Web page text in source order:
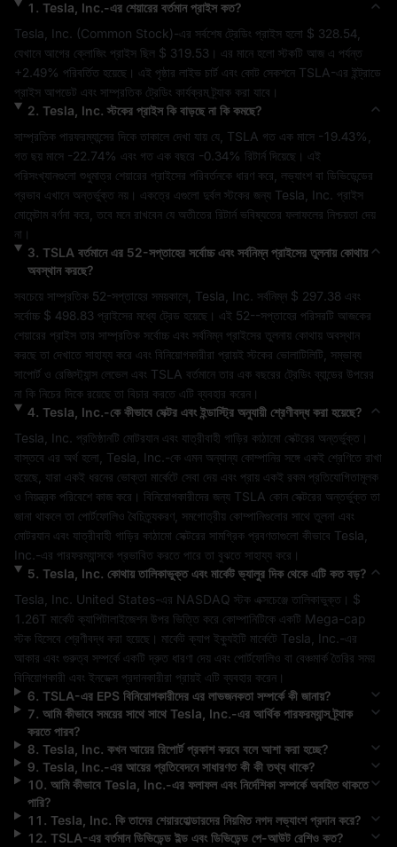
1 . Tesla, Inc.-এর শেয়ারের বর্তমান প্রাইস কত?
Tesla, Inc.
(Common Stock)-এর সর্বশেষ ট্রেডিং প্রাইস হলো $ 328.54
যেখানে আগের ক্লোজিং প্রাইস ছিল $ 319.53
+2.49% পরিবর্তিত হয়েছে। এই পৃষ্ঠার লাইভ চার্ট এবং কোট সেকশনে TSLA-এর ইন্ট্রাডে
প্রাইস আপডেট এবং সাম্প্রতিক ট্রেডিং কার্যক্রম ট্র্যাক করা যাবে।
2. Tesla, Inc. স্টকের প্রাইস কি বাড়ছে না কি কমছে?
সাম্প্রতিক পারফরম্যান্সের দিকে তাকালে দেখা যায় যে, TSLA গত এক মাসে -19.43%
গত ছয় মাসে -22.74% এবং গত এক বছরে -0.34% রিটার্ন দিয়েছে। এই
পরিসংখ্যানগুলো শুধুমাত্র শেয়ারের প্রাইসের পরিবর্তনকে ধারণ করে, লভ্যাংশ বা ডিভিডেন্ডের
প্রভাব এখানে অন্তর্ভুক্ত নয়। একত্রে এগুলো দুর্বল স্টকের জন্য Tesla, Inc. প্রাইস
মোমেন্টাম বর্ণনা করে, তবে মনে রাখবেন যে অতীতের রিটার্ন ভবিষ্যতের ফলাফলের নিশ্চয়তা দেয়
না।
3. TSLA বর্তমানে এর 52-সপ্তাহের সর্বোচ্চ এবং সর্বনিম্ন প্রাইসের তুলনায় কোথায়
অবস্থান করছে?
সবচেয়ে সাম্প্রতিক 52-সপ্তাহের সময়কালে, Tesla, Inc. সর্বনিম্ন $ 297.38 এবং
সর্বোচ্চ $ 498.83 প্রাইসের মধ্যে ট্রেড হয়েছে। এই 52--সপ্তাহের পরিসরটি আজকের
শেয়ারের প্রাইস তার সাম্প্রতিক সর্বোচ্চ এবং সর্বনিম্ন প্রাইসের তুলনায় কোথায় অবস্থান
করছে তা দেখাতে সাহায্য করে এবং বিনিয়োগকারীরা প্রায়ই স্টকের ভোলাটিলিটি, সম্ভাব্য
সাপোর্ট ও রেজিস্ট্যান্স লেভেল এবং TSLA বর্তমানে তার এক বছরের ট্রেডিং ব্যান্ডের উপরের
না কি নিচের দিকে রয়েছে তা বিচার করতে এটি ব্যবহার করেন।
4. Tesla, Inc.-কে কীভাবে সেক্টর এবং ইন্ডাস্ট্রি অনুযায়ী শ্রেণীবদ্ধ করা হয়েছে?
Tesla, Inc. প্রতিষ্ঠানটি মোটরযান এবং যাত্রীবাহী গাড়ির কাঠামো সেক্টরের অন্তর্ভুক্ত।
বাস্তবে এর অর্থ হলো, Tesla, Inc. -কে এমন অন্যান্য কোম্পানির সঙ্গে একই শ্রেণিতে রাখা
হয়েছে, যারা একই ধরনের ভোক্তা মার্কেটে সেবা দেয় এবং প্রায় একই রকম প্রতিযোগিতামূলক
ও নিয়ন্ত্রক পরিবেশে কাজ করে। বিনিয়োগকারীদের জন্য TSLA কোন সেক্টরের অন্তর্ভুক্ত তা
মোটরযান এবং যাত্রীবাহী গাড়ির কাঠামো সেক্টরের সামগ্রিক প্রবণতাগুলো কীভাবে Tesla,
Inc. -এর পারফরম্যান্সকে প্রভাবিত করতে পারে তা বুঝতে সাহায্য করে।
5. Tesla, Inc. কোথায় তালিকাভুক্ত এবং মার্কেট ভ্যালুর দিক থেকে এটি কত বড়?
Tesla, Inc. United States-এর NASDAQ স্টক এক্সচেঞ্জে তালিকাভুক্ত। $
1.26T মার্কেট ক্যাপিটালাইজেশন উপর ভিত্তি করে কোম্পানিটিকে একটি Mega-cap
স্টক হিসেবে শ্রেণীবদ্ধ করা হয়েছে। মার্কেট ক্যাপ ইক্যুইটি মার্কেটে Tesla, Inc. -এর
আকার এবং গুরুত্ব সম্পর্কে একটি দ্রুত ধারণা দেয় এবং পোর্টফোলিও বা বেঞ্চমার্ক তৈরির সময়
বিনিয়োগকারী এবং ইনডেক্স প্রদানকারীরা প্রায়ই এটি ব্যবহার করেন।
6. TSLA-এর EPS বিনিয়োগকারীদের এর লাভজনকতা সম্পর্কে কী জানায়?
7. আমি কীভাবে সময়ের সাথে সাথেTesla, Inc.-এর আর্থিক পারফরম্যান্স ট্র্যাক
করতে পারব?
8. Tesla, Inc. কখন আয়ের রিপোর্ট প্রকাশ করবে বলে আশা করা হচ্ছে?
9. Tesla, Inc.-এর আয়ের প্রতিবেদনে সাধারণত কী কী তথ্য থাকে?
10. আমি কীভাবে Tesla, Inc.-এর ফলাফল এবং নির্দেশিকা সম্পর্কে অবহিত থাকতে
পারি?
11 . Tesla, Inc. কি তাদের শেয়ারহোল্ডারদের নিয়মিত নগদ লভ্যাংশ প্রদান করে?
12. TSLA-এর বর্তমান ডিভিডেন্ড ইল্ড এবং ডিভিডেন্ড পে-আউট রেশিও কত?